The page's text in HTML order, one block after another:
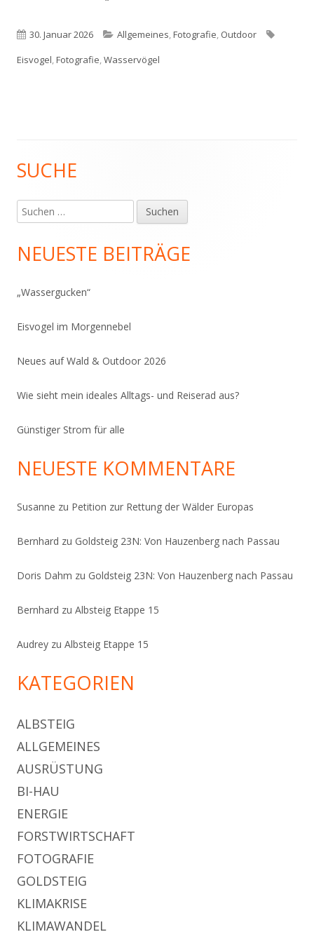
Veröffentlicht
am
30. Januar 2026 Kategorien
Allgemeines,Fotografie, Outdoor
Eisvogel,Fotografie,Wasservögel
Haupt-
Seitenleiste
SUCHE
Suchen
nach:
NEUESTE BEITRÄGE
„Wassergucken“
Eisvogel im Morgennebel
Neues auf Wald & Outdoor 2026
Wie sieht mein ideales Alltags- und Reiserad aus?
Günstiger Strom für alle
NEUESTE KOMMENTARE
Susanne zu Petition zur Rettung der Wälder Europas
Bernhard zu Goldsteig 23N: Von Hauzenberg nach Passau
Doris Dahm zu Goldsteig 23N: Von Hauzenberg nach Passau
Bernhard zu Albsteig Etappe 15
Audrey zu Albsteig Etappe 15
KATEGORIEN
ALBSTEIG
ALLGEMEINES
AUSRÜSTUNG
BI-HAU
ENERGIE
FORSTWIRTSCHAFT
FOTOGRAFIE
GOLDSTEIG
KLIMAKRISE
KLIMAWANDEL